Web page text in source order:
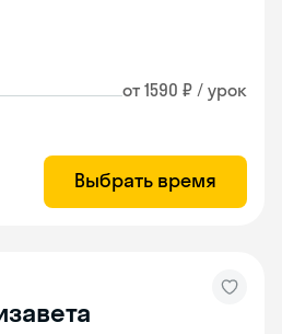
от 1590 ₽ / урок
Выбрать время